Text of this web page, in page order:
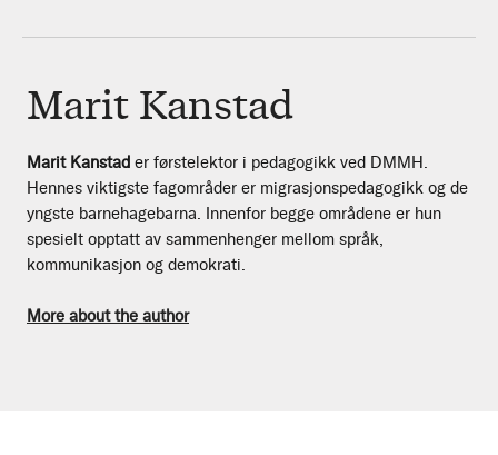
Marit Kanstad
Marit Kanstad er førstelektor i pedagogikk ved DMMH.
Hennes viktigste fagområder er migrasjonspedagogikk og de
yngste barnehagebarna. Innenfor begge områdene er hun
spesielt opptatt av sammenhenger mellom språk,
kommunikasjon og demokrati.
More about the author